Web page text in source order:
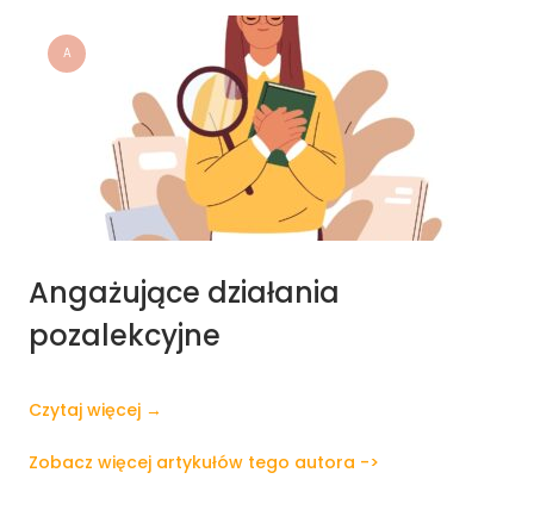
A
Angażujące działania
pozalekcyjne
Czytaj więcej →
Zobacz więcej artykułów tego autora ->